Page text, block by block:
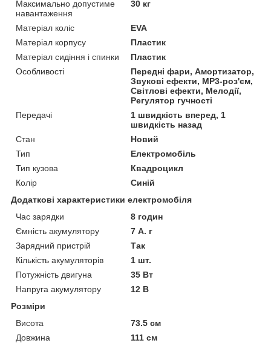
Максимально допустиме
навантаження
30 кг
Матеріал коліс
EVA
Матеріал корпусу
Пластик
Матеріал сидіння і спинки
Пластик
Особливості
Передні фари, Амортизатор,
Звукові ефекти, MP3-роз'єм,
Світлові ефекти, Мелодії,
Регулятор гучності
Передачі
1 швидкість вперед, 1
швидкість назад
Стан
Новий
Тип
Електромобіль
Тип кузова
Квадроцикл
Колір
Синій
Додаткові характеристики електромобіля
Час зарядки
8 годин
Ємність акумулятору
7 А. г
Зарядний пристрій
Так
Кількість акумуляторів
1 шт.
Потужність двигуна
35 Вт
Напруга акумулятору
12 В
Розміри
Висота
73.5 см
Довжина
111 см